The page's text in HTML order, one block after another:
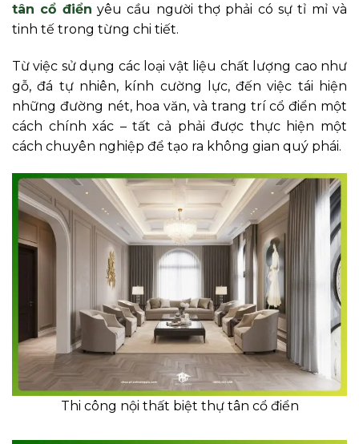
tân cổ điển yêu cầu người thợ phải có sự tỉ mỉ và
tinh tế trong từng chi tiết.
Từ việc sử dụng các loại vật liệu chất lượng cao như
gỗ, đá tự nhiên, kính cường lực, đến việc tái hiện
những đường nét, hoa văn, và trang trí cổ điển một
cách chính xác – tất cả phải được thực hiện một
cách chuyên nghiệp để tạo ra không gian quý phái.
Thi công nội thất biệt thự tân cổ điển